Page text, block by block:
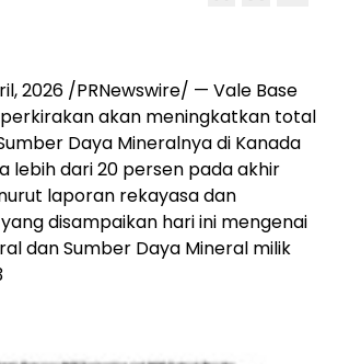
2026 /PRNewswire/ — Vale Base
akan meningkatkan total
Daya Mineralnya di Kanada
lebih dari 20 persen pada akhir
laporan rekayasa dan
disampaikan hari ini mengenai
dan Sumber Daya Mineral milik